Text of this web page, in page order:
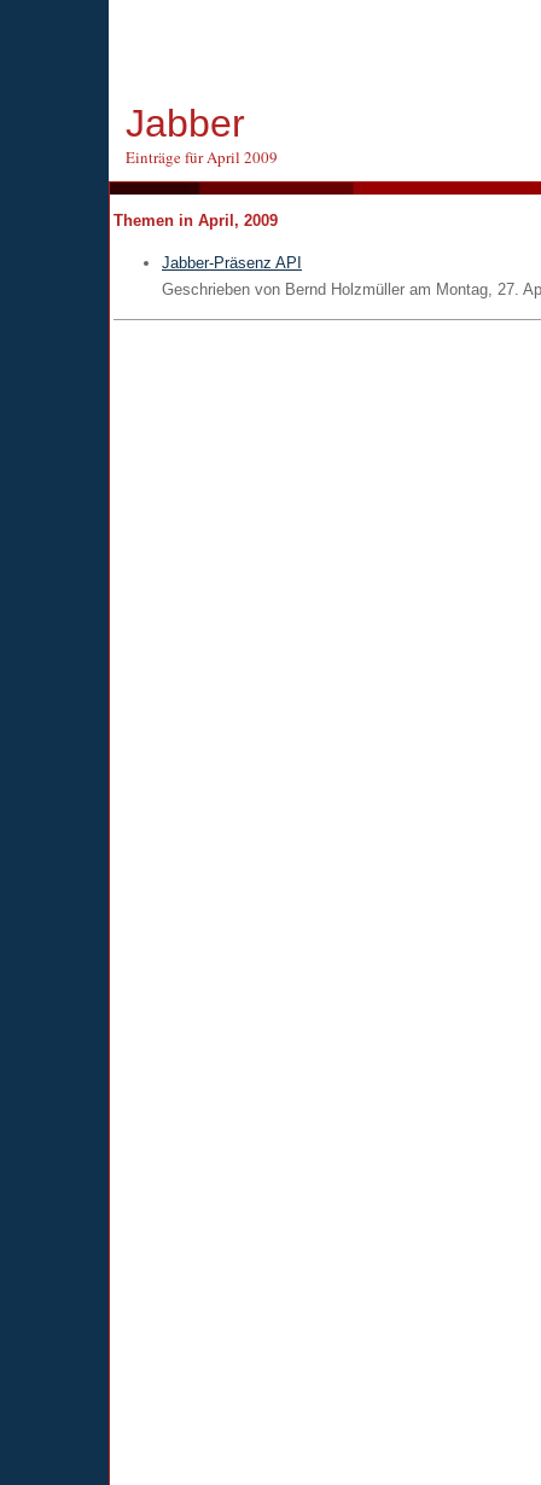
Jabber
Einträge für April 2009
Themen in April, 2009
Jabber-Präsenz API
Geschrieben von Bernd Holzmüller am Montag, 27.